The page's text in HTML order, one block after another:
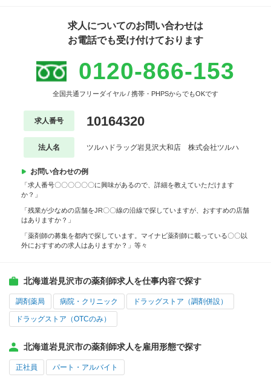
求人についてのお問い合わせは
お電話でも受け付けております
0120-866-153
全国共通フリーダイヤル / 携帯・PHPSからでもOKです
求人番号 10164320
法人名 ツルハドラッグ岩見沢大和店 株式会社ツルハ
お問い合わせの例
「求人番号〇〇〇〇〇〇に興味があるので、詳細を教えていただけます
か？」
「残業が少なめの店舗をJR〇〇線の沿線で探していますが、おすすめの店舗
はありますか？」
「薬剤師の募集を都内で探しています。マイナビ薬剤師に載っている〇〇以
外におすすめの求人はありますか？」等々
北海道岩見沢市の薬剤師求人を仕事内容で探す
調剤薬局 病院・クリニック ドラッグストア（調剤併設）
ドラッグストア（OTCのみ）
北海道岩見沢市の薬剤師求人を雇用形態で探す
正社員 パート・アルバイト